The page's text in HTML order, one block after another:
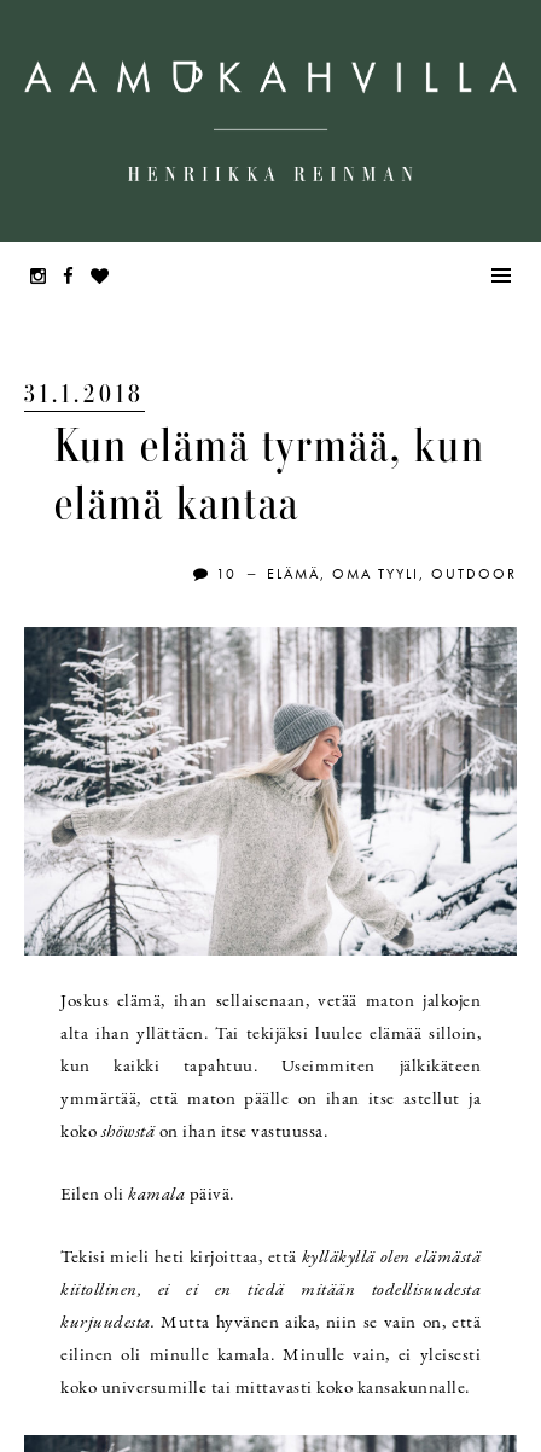
31.1.2018
Kun elämä tyrmää, kun
elämä kantaa
10 – ELÄMÄ, OMA TYYLI , OUTDOOR
Joskus elämä, ihan sellaisenaan, vetää maton jalkojen
alta ihan yllättäen. Tai tekijäksi luulee elämää silloin,
kun kaikki tapahtuu. Useimmiten jälkikäteen
ymmärtää, että maton päälle on ihan itse astellut ja
kokoshöwstäon ihan itse vastuussa.
Eilen oli kamala päivä.
Tekisi mieli heti kirjoittaa, että kylläkyllä olen elämästä
kiitollinen, ei ei en tiedä mitään todellisuudesta
kurjuudesta. Mutta hyvänen aika, niin se vain on, että
eilinen oli minulle kamala. Minulle vain, ei yleisesti
koko universumille tai mittavasti koko kansakunnalle.